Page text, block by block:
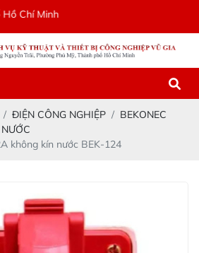
Minh
ĐIỆN CÔNG NGHIỆP
BEKONEC
không kín nước BEK-124